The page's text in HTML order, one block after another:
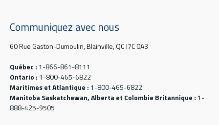
Communiquez avec nous
60 Rue Gaston-Dumoulin, Blainville, QC J7C 0A3
Québec : 1-866-861-8111
Ontario : 1-800-465-6822
Maritimes et Atlantique : 1-800-465-6822
Manitoba Saskatchewan, Alberta et Colombie Britannique : 1-
888-425-9505